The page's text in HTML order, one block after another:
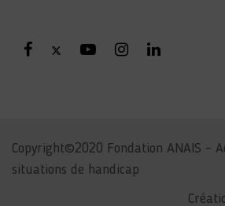
Copyright©2020 Fondation ANAIS –
situations de handicap